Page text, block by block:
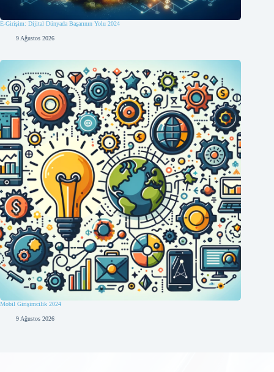
E-Girişim: Dijital Dünyada Başarının Yolu 2024
9 Ağustos 2026
Mobil Girişimcilik 2024
9 Ağustos 2026